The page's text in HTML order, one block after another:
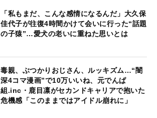
「私もまだ、こんな感情になるんだ」大久保
佳代子が往復4時間かけて会いに行った“話題
の子猿”…愛犬の老いに重ねた思いとは
毒親、ぶつかりおじさん、ルッキズム…“闇
深4コマ漫画”で10万いいね、元でんぱ
組.inc・鹿目凛がセカンドキャリアで抱いた
危機感「このままではアイドル崩れに」